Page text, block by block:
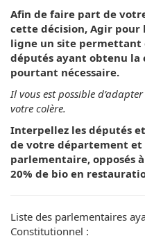
Afin de faire part de
cette décision, Agir pour
ligne un site permettant
députés ayant obtenu la
pourtant nécessaire.
Il vous est possible
votre colère.
Interpellez les députés
de votre département et
parlementaire, opposés
20% de bio en
Liste des parlementaires
Constitutionnel :